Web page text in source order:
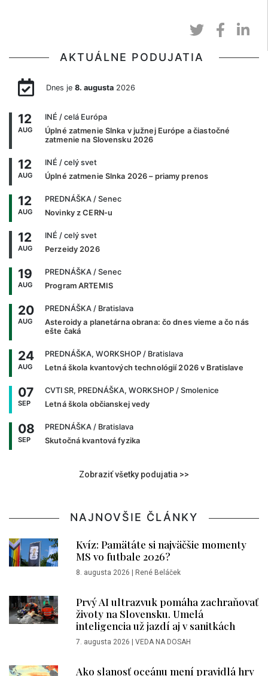
AKTUÁLNE PODUJATIA
Dnes je 8. augusta2026
12
AUG
INÉ / celá Európa
Úplné zatmenie Slnka v južnej Európe a čiastočné
zatmenie na Slovensku 2026
12
AUG
INÉ / celý svet
Úplné zatmenie Slnka 2026 – priamy prenos
12
AUG
PREDNÁŠKA / Senec
Novinky z CERN-u
12
AUG
INÉ / celý svet
Perzeidy 2026
19
AUG
PREDNÁŠKA / Senec
Program ARTEMIS
20
AUG
PREDNÁŠKA / Bratislava
Asteroidy a planetárna obrana: čo dnes vieme a čo nás
ešte čaká
24
AUG
PREDNÁŠKA, WORKSHOP / Bratislava
Letná škola kvantových technológií 2026 v Bratislave
07
SEP
CVTI SR, PREDNÁŠKA, WORKSHOP / Smolenice
Letná škola občianskej vedy
08
SEP
PREDNÁŠKA / Bratislava
Skutočná kvantová fyzika
Zobraziť všetky podujatia >>
NAJNOVŠIE ČLÁNKY
Kvíz: Pamätáte si najväčšie momenty
MS vo futbale 2026?
8. augusta 2026 René Beláček
Prvý AI ultrazvuk pomáha zachraňovať
životy na Slovensku. Umelá
inteligencia už jazdí aj v sanitkách
7. augusta 2026 VEDA NA DOSAH
Ako slanosť oceánu mení pravidlá hry